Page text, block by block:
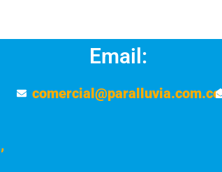
Email:
comercial@paralluvia.com.co